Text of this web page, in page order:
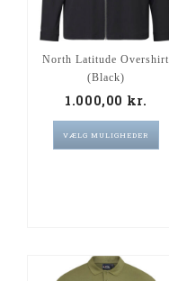
North Latitude Overshirt
(black)
1.000,00 kr.
VÆLG MULIGHEDER